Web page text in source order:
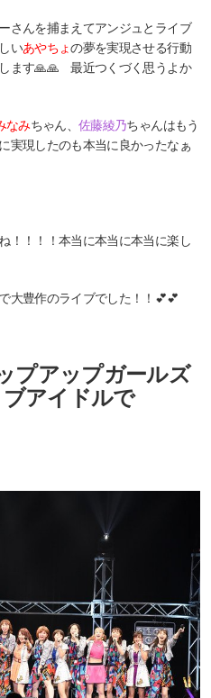
さんを捕まえてアンジュとライブ
いあやちょの夢を実現させる行動
ます🙏🙏 最近つくづく思うよか
なみちゃん、佐藤綾乃ちゃんはもう
実現したのも本当に良かったなぁ
！！！！本当に本当に本当に楽し
大豊作のライブでした！！💕💕
プアップガールズ
アイドルで